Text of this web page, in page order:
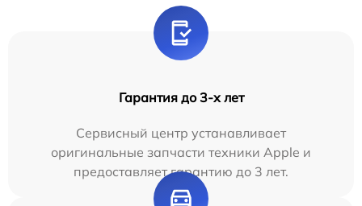
Гарантия до 3-х лет
Сервисный центр устанавливает
оригинальные запчасти техники Apple и
предоставляет гарантию до 3 лет.